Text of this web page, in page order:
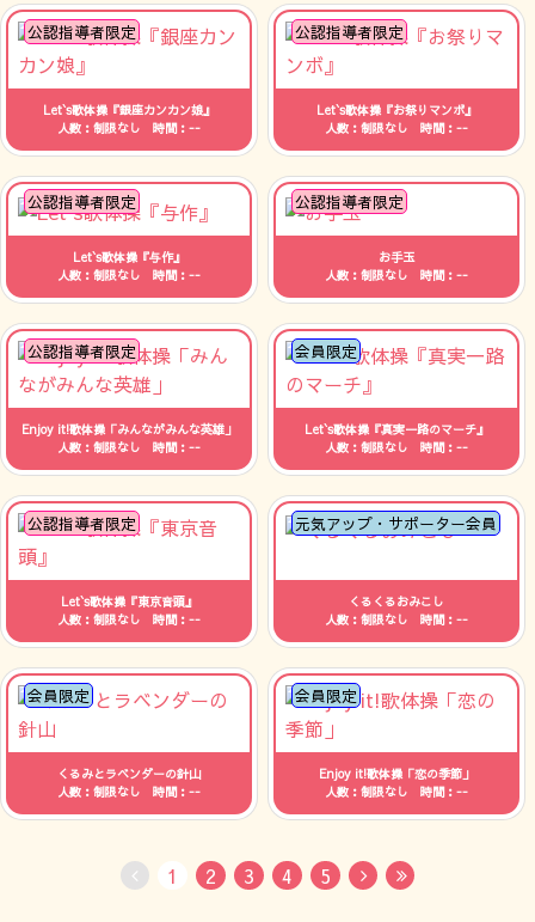
公認指導者限定
Let`s歌体操『銀座カンカン娘』
人数：制限なし 時間：--
公認指導者限定
Let`s歌体操『お祭りマンボ』
人数：制限なし 時間：--
公認指導者限定
Let`s歌体操『与作』
人数：制限なし 時間：--
公認指導者限定
お手玉
人数：制限なし 時間：--
公認指導者限定
Enjoy it!歌体操「みんながみんな英雄」
人数：制限なし 時間：--
会員限定
Let`s歌体操『真実一路のマーチ』
人数：制限なし 時間：--
公認指導者限定
Let`s歌体操『東京音頭』
人数：制限なし 時間：--
元気アップ・サポーター会員
くるくるおみこし
人数：制限なし 時間：--
会員限定
くるみとラベンダーの針山
人数：制限なし 時間：--
会員限定
Enjoy it!歌体操「恋の季節」
人数：制限なし 時間：--
No Previous
1 2 3 4 5 NextLast